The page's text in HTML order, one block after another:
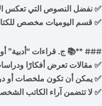
✅ نفضل النصوص التي تعكس
✅ قسم اليوميات مخصص
### **📚 ج. قراءات “أدبية”
✅ مقالات تعرض أفكارًا
✅ يمكن أن تكون ملخصات أو
✅ لا تتضمن آراء الكاتب